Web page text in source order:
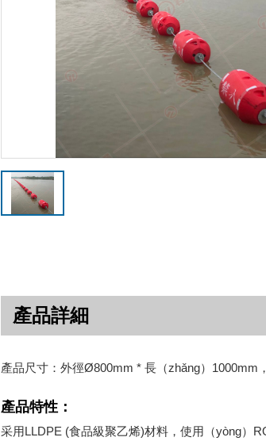
產品詳細
產品尺寸：外徑Ø800mm * 長（zhǎng）1000mm
產品特性：
采用LLDPE (食品級聚乙烯)材料，使用（yòng）